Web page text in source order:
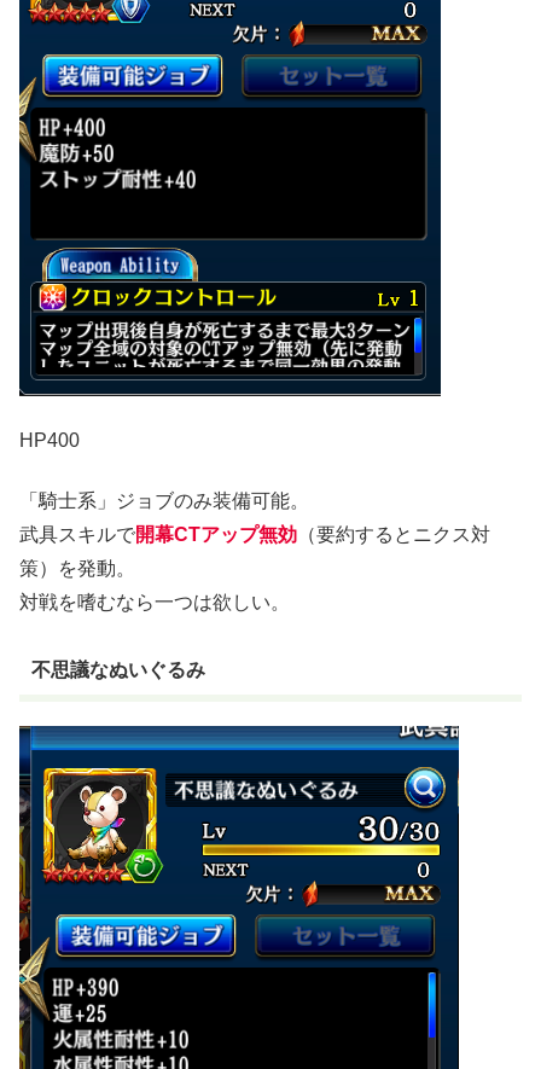
HP400
「騎士系」ジョブのみ装備可能。
武具スキルで開幕CTアップ無効 （要約するとニクス対
策）を発動。
対戦を嗜むなら一つは欲しい。
不思議なぬいぐるみ